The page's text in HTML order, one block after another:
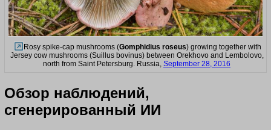
Rosy spike-cap mushrooms (Gomphidius roseus) growing together with
Jersey cow mushrooms (Suillus bovinus) between Orekhovo and Lembolovo,
north from Saint Petersburg. Russia, September 28, 2016
Обзор наблюдений,
сгенерированный ИИ